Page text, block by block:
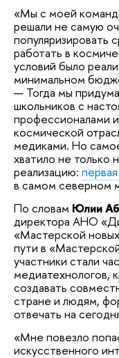
«Мы с моей
решали не самую
популяризировать
работать в
условий было
минимальном
— Тогда мы
школьников с
профессионалами
космической
медиками. Но
хватило не только
реализацию:
в самом северном
По словам Юлии
директора АНО
«Мастерской
пути в
участники стали
медиатехнологов,
создавать
стране и людям,
отвечать на
«Мне повезло
искусственного